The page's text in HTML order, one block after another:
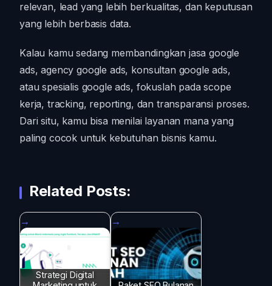
relevan, lead yang lebih berkualitas, dan keputusan
yang lebih berbasis data.
Kalau kamu sedang membandingkan jasa google
ads, agency google ads, konsultan google ads,
atau spesialis google ads, fokuslah pada scope
kerja, tracking, reporting, dan transparansi proses.
Dari situ, kamu bisa menilai layanan mana yang
paling cocok untuk kebutuhan bisnis kamu.
Related Posts:
Strategi Digital